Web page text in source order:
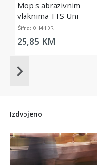
Mop s abrazivnim
vlaknima TTS Uni
System Ultrasafe, 40 cm
Šifra: 0H410R
25,85 KM
Item
Izdvojeno